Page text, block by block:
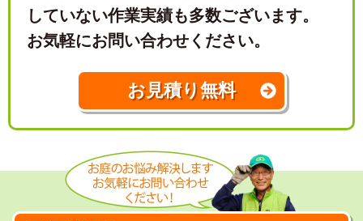
していない作業実績も多数ございます。
お気軽にお問い合わせください。
お見積り無料